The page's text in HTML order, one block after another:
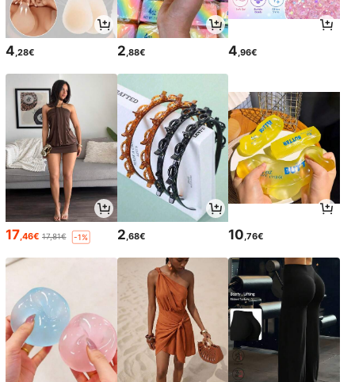
4 ,28€ 2 ,88€ 4 ,96€
17,46€ 17,81€ -1% 2,68€ 10,76€